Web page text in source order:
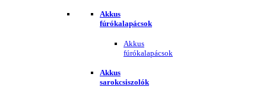
Akkus
fúrókalapácsok
Akkus
fúrókalapácsok
Akkus
sarokcsiszolók